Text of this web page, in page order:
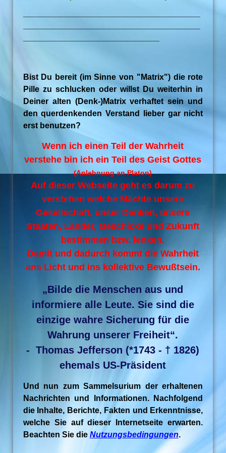
Bist Du bereit (im Sinne von "Matrix") die rote
Pille zu schlucken oder willst Du weiterhin in
Deiner alten (Denk-)Matrix verhaftet sein und
den querdenkenden Verstand lieber gar nicht
erst benutzen?
Wenn ich einen Teil der Wahrheit
verstehe bin ich ein Teil des Geist Gottes
(Anlehnung an Platon)
Auf dieser Webseite geht es darum zu
verstehen welche Mächte unsere
Gesellschaft, unser Denken, unsere
Staaten, Länder, Geschicke und Zukunft
bestimmen bzw. lenken.
Damit und dadurch kommt die Wahrheit
ans Licht und ins kollektive Bewußtsein.
„Bilde die Menschen aus und
informiere alle Leute. Sie sind die
einzige wahre Sicherung für die
Wahrung unserer Freiheit“.
- Thomas Jefferson (*1743 - † 1826)
ehemals US-Präsident
Und nun zum Sammelsurium der erhaltenen
Nachrichten und Informationen. Nachfolgend
die Inhalte, Berichte, Fakten und Erkenntnisse,
welche Sie auf dieser Internetseite erwarten.
Beachten Sie die Nutzungsbedingungen.